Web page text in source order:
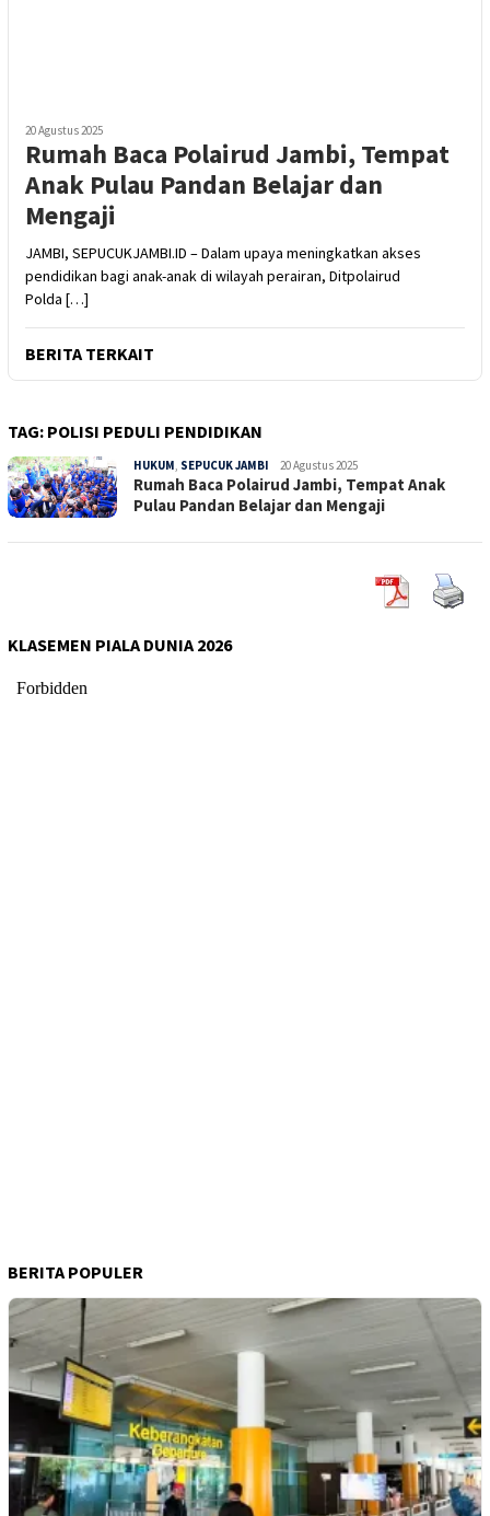
20 Agustus 2025
Rumah Baca Polairud Jambi, Tempat
Anak Pulau Pandan Belajar dan
Mengaji
JAMBI, SEPUCUKJAMBI.ID – Dalam upaya meningkatkan akses
pendidikan bagi anak-anak di wilayah perairan, Ditpolairud
Polda […]
BERITA TERKAIT
TAG: POLISI PEDULI PENDIDIKAN
HUKUM SEPUCUK JAMBI Sepucuk
Jambi
20 Agustus 2025
Rumah Baca Polairud Jambi, Tempat Anak
Pulau Pandan Belajar dan Mengaji
KLASEMEN PIALA DUNIA 2026
BERITA POPULER